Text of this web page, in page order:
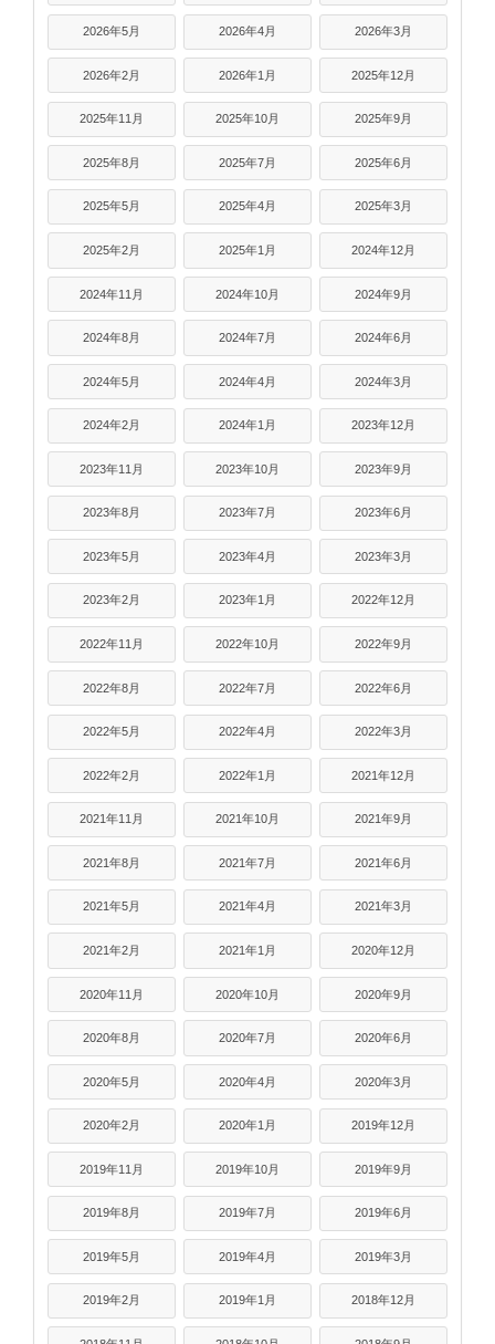
2026年5月 2026年4月 2026年3月
2026年2月 2026年1月 2025年12月
2025年11月 2025年10月 2025年9月
2025年8月 2025年7月 2025年6月
2025年5月 2025年4月 2025年3月
2025年2月 2025年1月 2024年12月
2024年11月 2024年10月 2024年9月
2024年8月 2024年7月 2024年6月
2024年5月 2024年4月 2024年3月
2024年2月 2024年1月 2023年12月
2023年11月 2023年10月 2023年9月
2023年8月 2023年7月 2023年6月
2023年5月 2023年4月 2023年3月
2023年2月 2023年1月 2022年12月
2022年11月 2022年10月 2022年9月
2022年8月 2022年7月 2022年6月
2022年5月 2022年4月 2022年3月
2022年2月 2022年1月 2021年12月
2021年11月 2021年10月 2021年9月
2021年8月 2021年7月 2021年6月
2021年5月 2021年4月 2021年3月
2021年2月 2021年1月 2020年12月
2020年11月 2020年10月 2020年9月
2020年8月 2020年7月 2020年6月
2020年5月 2020年4月 2020年3月
2020年2月 2020年1月 2019年12月
2019年11月 2019年10月 2019年9月
2019年8月 2019年7月 2019年6月
2019年5月 2019年4月 2019年3月
2019年2月 2019年1月 2018年12月